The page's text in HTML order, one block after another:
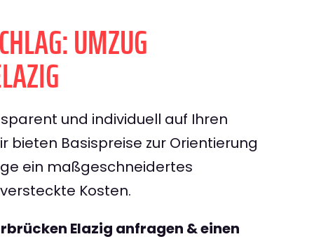
UMZUG
und individuell auf Ihren
bieten Basispreise zur Orientierung
ein maßgeschneidertes
Kosten.
Elazig anfragen & einen